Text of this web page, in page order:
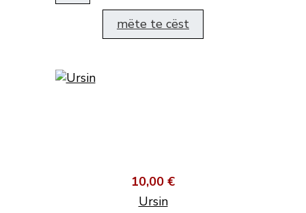
mëte te cëst
10,00 €
Ursin